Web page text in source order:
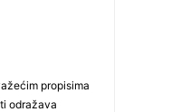
propisima
odražava